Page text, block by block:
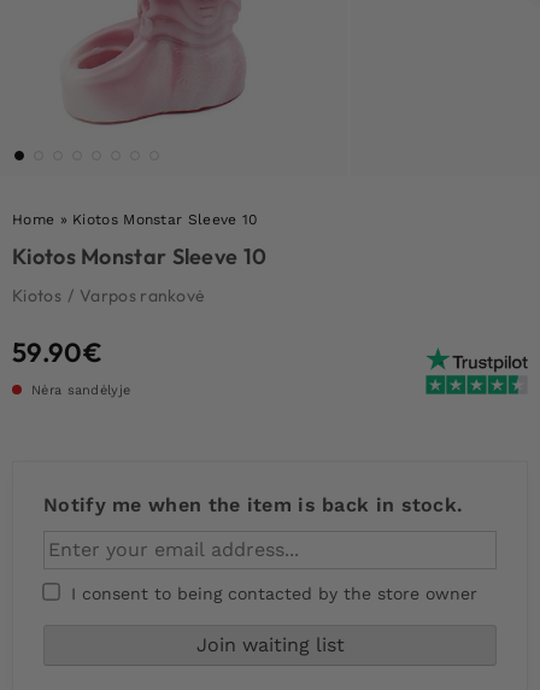
Home » Kiotos Monstar Sleeve 10
Kiotos Monstar Sleeve 10
Kiotos / Varpos rankovė
59.90€
Nėra sandėlyje
Notify me when the item is back in stock.
I consent to being contacted by the store owner